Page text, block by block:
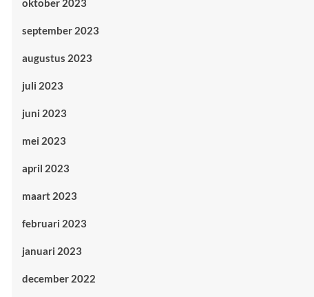
oktober 2023
september 2023
augustus 2023
juli 2023
juni 2023
mei 2023
april 2023
maart 2023
februari 2023
januari 2023
december 2022